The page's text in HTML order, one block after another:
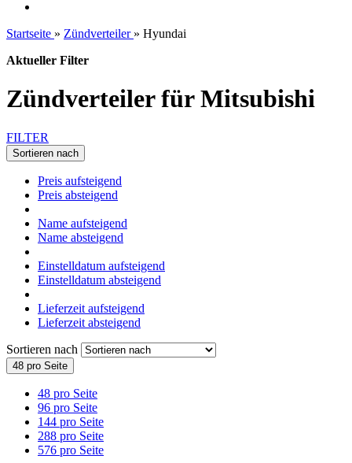
Startseite » Zündverteiler » Hyundai
Aktueller Filter
Zündverteiler für Mitsubishi
FILTER
Sortieren nach
Preis aufsteigend
Preis absteigend
Name aufsteigend
Name absteigend
Einstelldatum aufsteigend
Einstelldatum absteigend
Lieferzeit aufsteigend
Lieferzeit absteigend
Sortieren nach
48 pro Seite
48 pro Seite
96 pro Seite
144 pro Seite
288 pro Seite
576 pro Seite